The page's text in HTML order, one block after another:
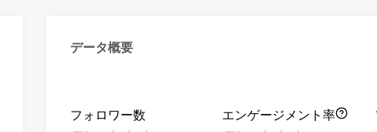
データ概要
フォロワー数 エンゲージメント率